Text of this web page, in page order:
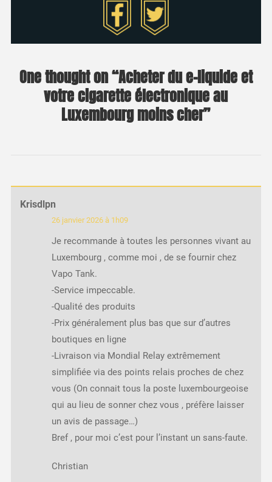
One thought on “Acheter du e-liquide et
votre cigarette électronique au
Luxembourg moins cher”
Krisdlpn
26 janvier 2026 à 1h09
Je recommande à toutes les personnes vivant au
Luxembourg , comme moi , de se fournir chez
Vapo Tank.
-Service impeccable.
-Qualité des produits
-Prix généralement plus bas que sur d’autres
boutiques en ligne
-Livraison via Mondial Relay extrêmement
simplifiée via des points relais proches de chez
vous (On connait tous la poste luxembourgeoise
qui au lieu de sonner chez vous , préfère laisser
un avis de passage…)
Bref , pour moi c’est pour l’instant un sans-faute.
Christian